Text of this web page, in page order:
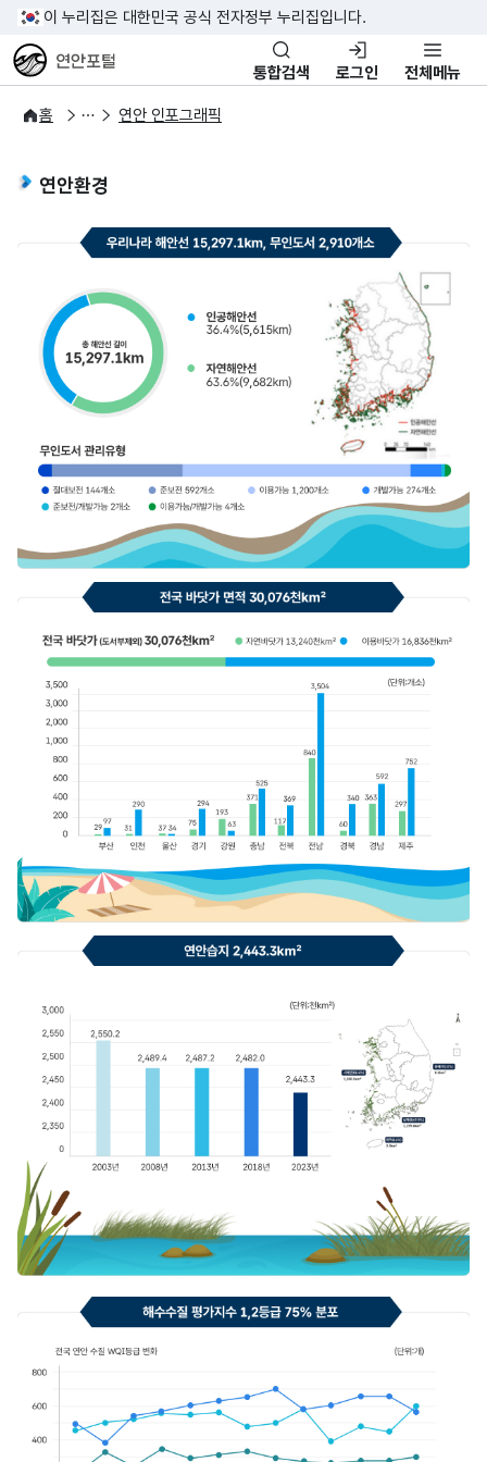
이 누리집은 대한민국 공식 전자정부 누리집입니다.
연안포털 통합검색 로그인 전체메뉴
홈
연안소식
주요통계 연안 인포그래픽
연안환경